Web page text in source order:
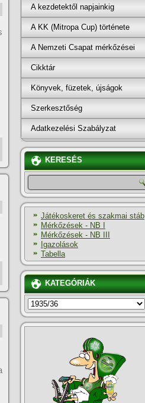
A kezdetektől napjainkig
A KK (Mitropa Cup) története
A Nemzeti Csapat mérkőzései
Cikktár
Könyvek, füzetek, újságok
Szerkesztőség
Adatkezelési Szabályzat
KERESÉS
Játékoskeret és szakmai stáb
Mérkőzések - NB I
Mérkőzések - NB III
Igazolások
Tabella
KATEGÓRIÁK
KATEGÓRIÁK